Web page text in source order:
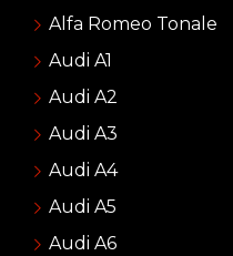
Alfa Romeo Tonale
Audi A1
Audi A2
Audi A3
Audi A4
Audi A5
Audi A6